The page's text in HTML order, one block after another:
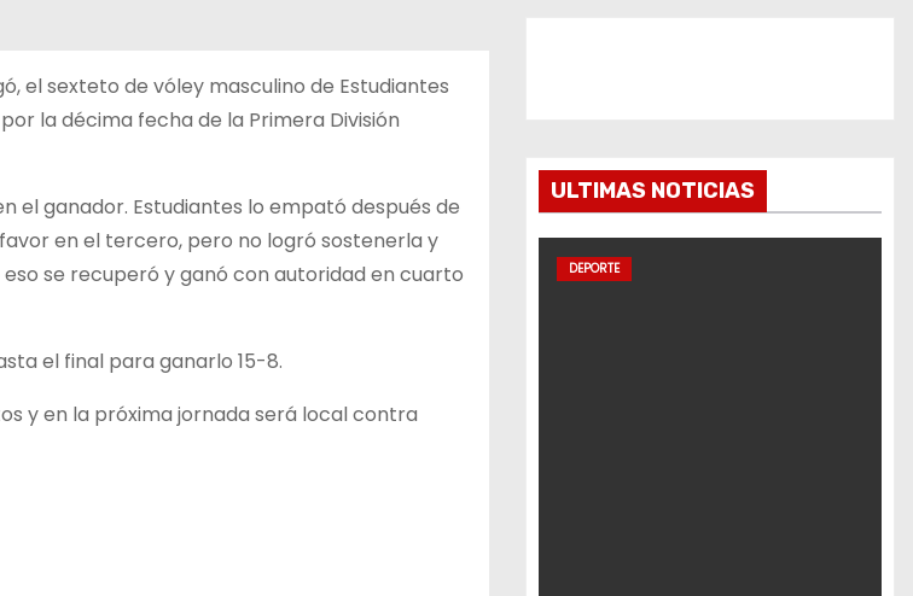
el sexteto de vóley masculino de Estudiantes
la décima fecha de la Primera División
el ganador. Estudiantes lo empató después de
en el tercero, pero no logró sostenerla y
se recuperó y ganó con autoridad en cuarto
el final para ganarlo 15-8.
y en la próxima jornada será local contra
ULTIMAS NOTICIAS
DEPORTE